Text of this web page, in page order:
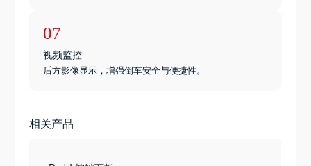
07
视频监控
后方影像显示，增强倒车安全与便捷性。
相关产品